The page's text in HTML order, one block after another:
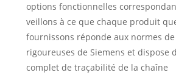
options fonctionnelles
veillons à ce que chaque produit
fournissons réponde aux normes
rigoureuses de Siemens et dispose
complet de traçabilité de la chaîne